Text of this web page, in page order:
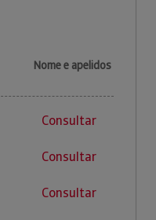
Nome e apelidos
Consultar
Consultar
Consultar